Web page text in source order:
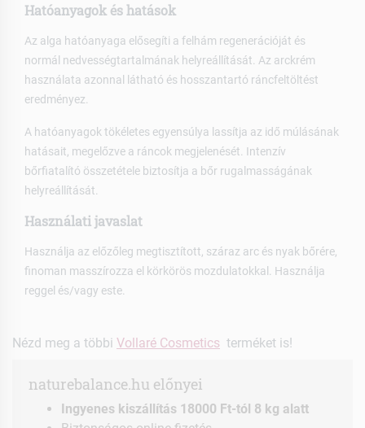
Hatóanyagok és hatások
Az alga hatóanyaga elősegíti a felhám regenerációját és
normál nedvességtartalmának helyreállítását. Az arckrém
használata azonnal látható és hosszantartó ráncfeltöltést
eredményez.
A hatóanyagok tökéletes egyensúlya lassítja az idő múlásának
hatásait, megelőzve a ráncok megjelenését. Intenzív
bőrfiatalító összetétele biztosítja a bőr rugalmasságának
helyreállítását.
Használati javaslat
Használja az előzőleg megtisztított, száraz arc és nyak bőrére,
finoman masszírozza el körkörös mozdulatokkal. Használja
reggel és/vagy este.
Nézd meg a többi Vollaré Cosmetics terméket is!
naturebalance.hu előnyei
Ingyenes kiszállítás 18000 Ft-tól 8 kg alatt